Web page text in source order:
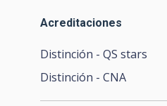
Acreditaciones
Distinción - QS stars
Distinción - CNA